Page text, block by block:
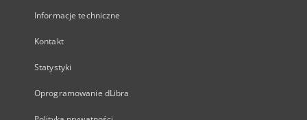
Informacje techniczne
Kontakt
Statystyki
Oprogramowanie dLibra